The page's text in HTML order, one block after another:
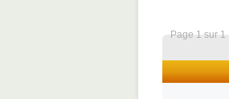
Page 1 sur 1